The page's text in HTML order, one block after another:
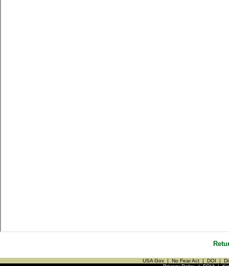
USA Gov | No Fear Act | DOI |